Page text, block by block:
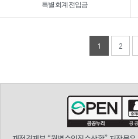
특별회계전입금
1 2